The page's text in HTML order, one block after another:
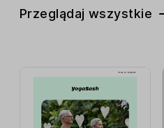
Przeglądaj wszystkie